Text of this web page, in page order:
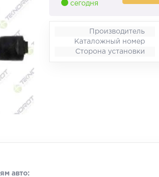
сегодня
Производитель
Каталожный номер
Сторона установки
авто: